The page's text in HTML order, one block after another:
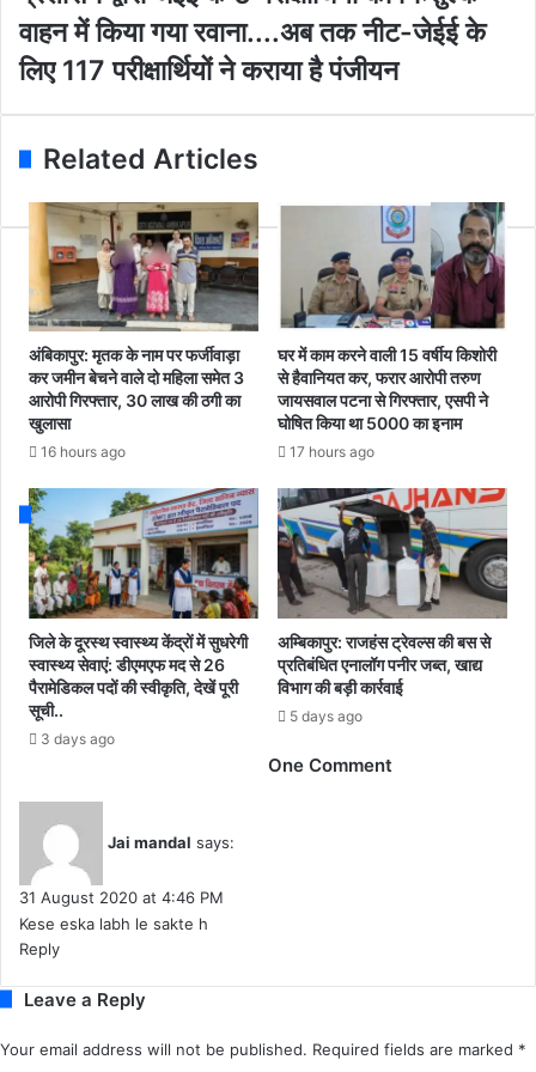
m
a
i
l
s
की
प
त्नी
कि
टां
स
त्या
आ
रो
फ
रा
शा
स
न
रा
री
क्षा
यों
को
निः
वा
कि
या
या
वा
ना
ब
त
क
ट
वाहन में किया गया रवाना....अब तक नीट-जेईई के
लिए 117 परीक्षार्थियों ने कराया है पंजीयन
Related Articles
अंबिकापुर: मृतक के नाम पर फर्जीवाड़ा
कर जमीन बेचने वाले दो महिला समेत 3
आरोपी गिरफ्तार, 30 लाख की ठगी का
खुलासा
16 hours ago
घर में काम करने वाली 15 वर्षीय किशोरी
से हैवानियत कर, फरार आरोपी तरुण
जायसवाल पटना से गिरफ्तार, एसपी ने
घोषित किया था 5000 का इनाम
17 hours ago
जिले के दूरस्थ स्वास्थ्य केंद्रों में सुधरेगी
स्वास्थ्य सेवाएं: डीएमएफ मद से 26
पैरामेडिकल पदों की स्वीकृति, देखें पूरी
सूची..
3 days ago
अम्बिकापुर: राजहंस ट्रेवल्स की बस से
प्रतिबंधित एनालॉग पनीर जब्त, खाद्य
विभाग की बड़ी कार्रवाई
5 days ago
One Comment
Jai mandal says:
31 August 2020 at 4:46 PM
Kese eska labh le sakte h
Reply
Leave a Reply
Your email address will not be published. Required fields are marked *